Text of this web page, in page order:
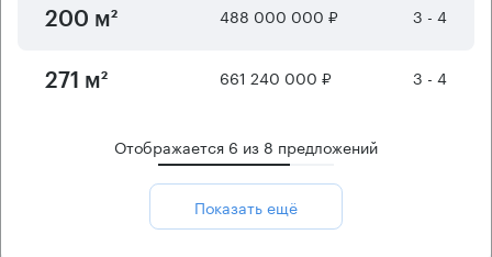
200 м² 488 000 000 ₽ 3 - 4
271 м² 661 240 000 ₽ 3 - 4
Отображается 6 из 8 предложений
Показать ещё